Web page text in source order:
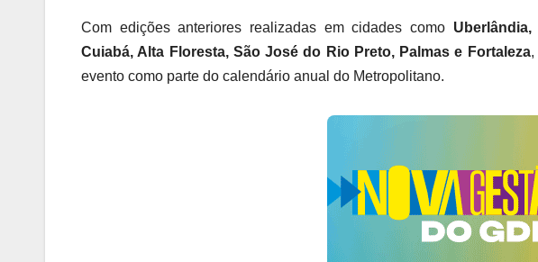
Com edições anteriores realizadas em cidades como
Cuiabá, Alta Floresta, São José do Rio Preto, Palmas e Fortaleza,
evento como parte do calendário anual do Metropolitano.